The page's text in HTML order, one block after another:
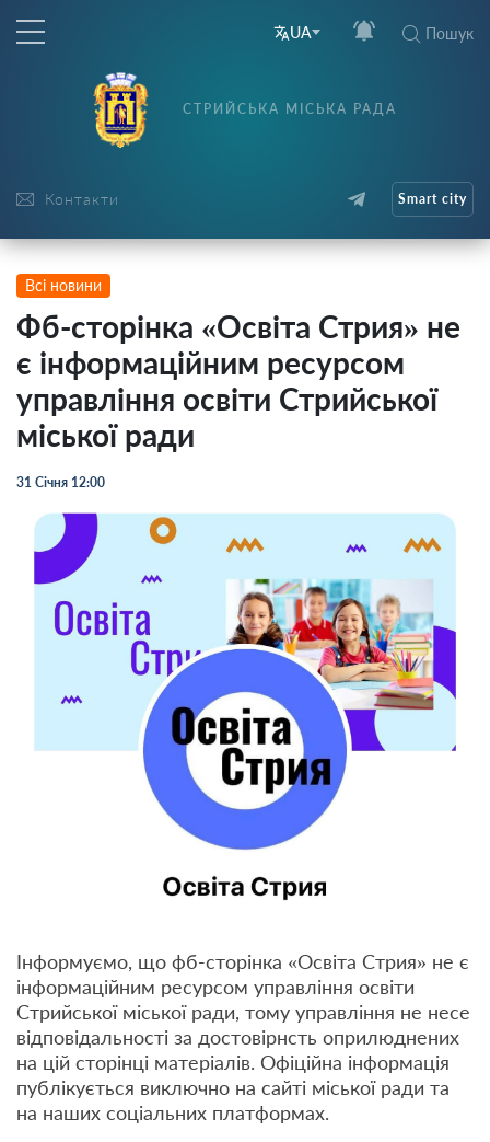
UA Пошук
Контакти
СТРИЙСЬКА МІСЬКА РАДА
Smart city
Всі новини
Фб-сторінка «Освіта Стрия» не
є інформаційним ресурсом
управління освіти Стрийської
міської ради
31 Січня 12:00
Інформуємо, що фб-сторінка «Освіта Стрия» не є
інформаційним ресурсом управління освіти
Стрийської міської ради, тому управління не несе
відповідальності за достовірнсть оприлюднених
на цій сторінці матеріалів. Офіційна інформація
публікується виключно на сайті міської ради та
на наших соціальних платформах.